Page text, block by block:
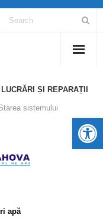
ȘI REPARAȚII
sistemului
apă